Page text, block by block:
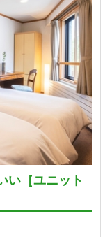
い［ユニット